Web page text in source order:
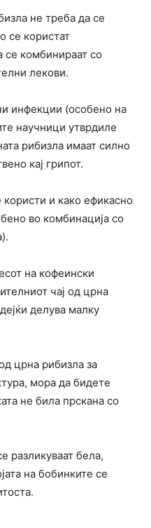
не треба да се
се користат
комбинираат со
лекови.
инфекции (особено на
научници утврдиле
рибизла имаат силно
кај грипот.
и како ефикасно
во комбинација со
на кофеински
чај од црна
делува малку
црна рибизла за
мора да бидете
не била прскана со
разликуваат бела,
на бобинките се